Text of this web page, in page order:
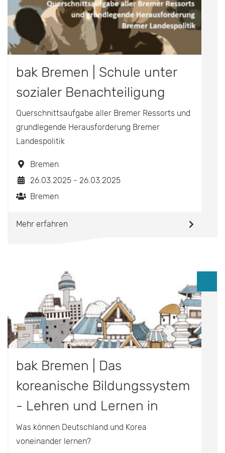
bak Bremen | Schule unter
sozialer Benachteiligung
Querschnittsaufgabe aller Bremer Ressorts und
grundlegende Herausforderung Bremer
Landespolitik
Bremen
26.03.2025 - 26.03.2025
Bremen
Mehr erfahren
bak Bremen | Das
koreanische Bildungssystem
- Lehren und Lernen in
Zeiten von KI
Was können Deutschland und Korea
voneinander lernen?